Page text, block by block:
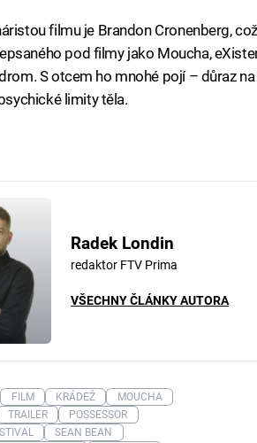
filmu je Brandon Cronenberg,
pod filmy jako Moucha,
S otcem ho mnohé pojí – důraz
limity těla.
Radek Londin
redaktor FTV Prima
VŠECHNY ČLÁNKY AUTORA
FILM KRÁDEŽ
MOUCHA
TRAILER
POSSESSOR
SEAN BEAN